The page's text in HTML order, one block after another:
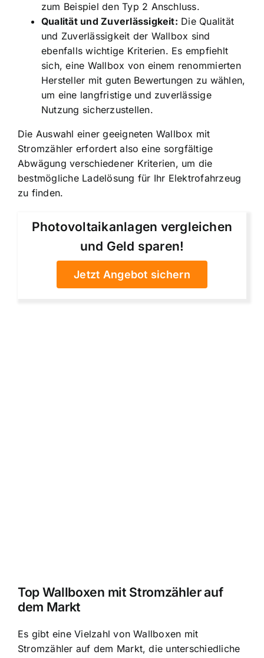
zum Beispiel den Typ 2 Anschluss.
Qualität und Zuverlässigkeit: Die Qualität
und Zuverlässigkeit der Wallbox sind
ebenfalls wichtige Kriterien. Es empfiehlt
sich, eine Wallbox von einem renommierten
Hersteller mit guten Bewertungen zu wählen,
um eine langfristige und zuverlässige
Nutzung sicherzustellen.
Die Auswahl einer geeigneten Wallbox mit
Stromzähler erfordert also eine sorgfältige
Abwägung verschiedener Kriterien, um die
bestmögliche Ladelösung für Ihr Elektrofahrzeug
zu finden.
Photovoltaikanlagen vergleichen
und Geld sparen!
Jetzt Angebot sichern
Top Wallboxen mit Stromzähler auf
dem Markt
Es gibt eine Vielzahl von Wallboxen mit
Stromzähler auf dem Markt, die unterschiedliche